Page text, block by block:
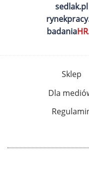
sedlak.pl
badaniaHR
Sklep
Dla